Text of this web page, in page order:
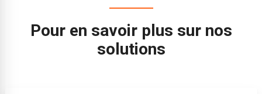
Pour en savoir plus sur nos
solutions